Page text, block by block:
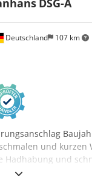
Deutschland 107 km
DSG-A
und kurzen
Hadhabung und
Crodpfx